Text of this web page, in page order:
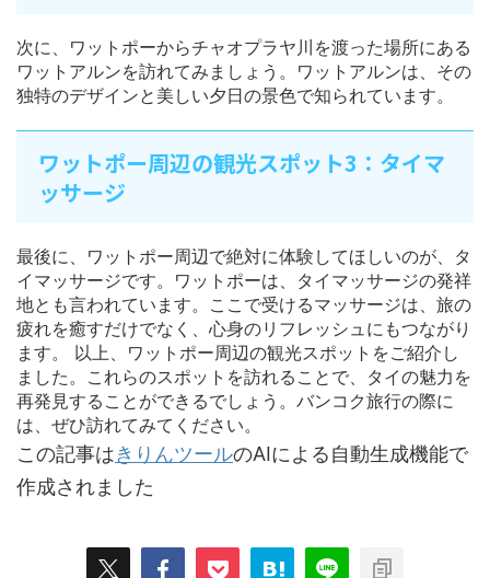
次に、ワットポーからチャオプラヤ川を渡った場所にある
ワットアルンを訪れてみましょう。ワットアルンは、その
独特のデザインと美しい夕日の景色で知られています。
ワットポー周辺の観光スポット3：タイマ
ッサージ
最後に、ワットポー周辺で絶対に体験してほしいのが、タ
イマッサージです。ワットポーは、タイマッサージの発祥
地とも言われています。ここで受けるマッサージは、旅の
疲れを癒すだけでなく、心身のリフレッシュにもつながり
ます。 以上、ワットポー周辺の観光スポットをご紹介し
ました。これらのスポットを訪れることで、タイの魅力を
再発見することができるでしょう。バンコク旅行の際に
は、ぜひ訪れてみてください。
この記事はきりんツールのAIによる自動生成機能で
作成されました